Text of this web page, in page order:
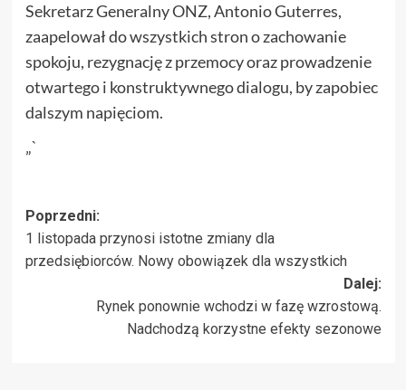
Sekretarz Generalny ONZ, Antonio Guterres,
zaapelował do wszystkich stron o zachowanie
spokoju, rezygnację z przemocy oraz prowadzenie
otwartego i konstruktywnego dialogu, by zapobiec
dalszym napięciom.
„`
Zobacz
wpisy
Poprzedni:
1 listopada przynosi istotne zmiany dla
przedsiębiorców. Nowy obowiązek dla wszystkich
Dalej:
Rynek ponownie wchodzi w fazę wzrostową.
Nadchodzą korzystne efekty sezonowe